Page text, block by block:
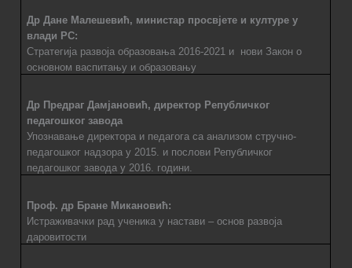
Др Дане Малешевић, министар просвјете и културе у
влади РС:
Стратегија развоја образовања 2016-2021 и нови Закон о
основном васпитању и образовању
Др Предраг Дамјановић, директор Републичког
педагошког завода
Упознавање директора и педагога са анализом стручно-
педагошког надзора у 2015. и послови Републичког
педагошког завода у 2016. години.
Проф. др Бране Микановић:
Истраживачки рад ученика у настави – основ развоја
даровитости